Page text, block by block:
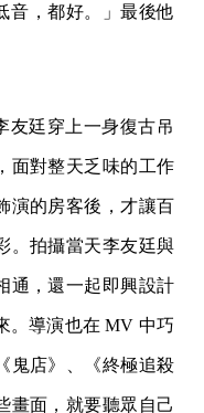
，都好。」最後他
友廷穿上一身復古吊
面對整天乏味的工作
演的房客後，才讓百
。拍攝當天李友廷與
通，還一起即興設計
。導演也在 MV 中巧
鬼店》、《終極追殺
畫面，就要聽眾自己